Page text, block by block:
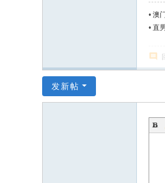
• 澳
• 直
发新帖